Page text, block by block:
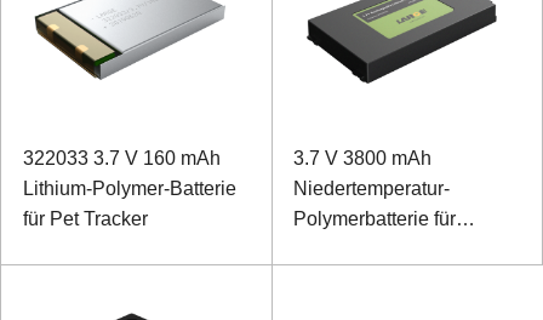
322033 3.7 V 160 mAh
Lithium-Polymer-Batterie
für Pet Tracker
3.7 V 3800 mAh
Niedertemperatur-
Polymerbatterie für